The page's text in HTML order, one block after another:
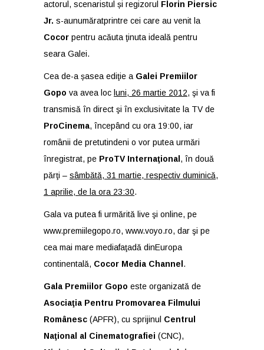
actorul, scenaristul și regizorul Florin Piersic
Jr. s-aunumăratprintre cei care au venit la
Cocor pentru acăuta ţinuta ideală pentru
seara Galei.
Cea de-a șasea ediţie a Galei Premiilor
Gopo va avea loc luni, 26 martie 2012, şi va fi
transmisă în direct şi în exclusivitate la TV de
ProCinema, începând cu ora 19:00, iar
românii de pretutindeni o vor putea urmări
înregistrat, pe ProTV Internaţional , în două
părţi – sâmbătă, 31 martie, respectiv duminică,
1 aprilie, de la ora 23:30.
Gala va putea fi urmărită live şi online, pe
www.premiilegopo.ro, www.voyo.ro, dar şi pe
cea mai mare mediafaţadă dinEuropa
continentală, Cocor Media Channel .
Gala Premiilor Gopo este organizată de
Asociaţia Pentru Promovarea Filmului
Românesc (APFR), cu sprijinul Centrul
Naţional al Cinematografiei (CNC),